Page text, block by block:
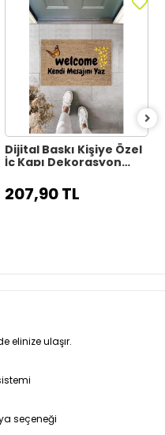
Dijital Baskı Kişiye Özel
İç Kapı Dekorasyon
207,90 TL
elinize ulaşır.
seçeneği